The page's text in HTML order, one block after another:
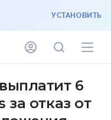
УСТАНОВИТЬ
6
отказ от